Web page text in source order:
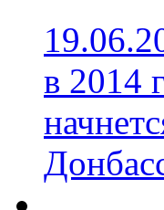
в 2014